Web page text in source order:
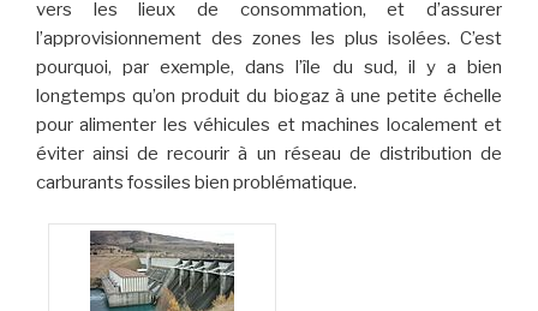
vers les lieux de consommation, et d’assurer
l’approvisionnement des zones les plus isolées. C’est
pourquoi, par exemple, dans l’île du sud, il y a bien
longtemps qu’on produit du biogaz à une petite échelle
pour alimenter les véhicules et machines localement et
éviter ainsi de recourir à un réseau de distribution de
carburants fossiles bien problématique.